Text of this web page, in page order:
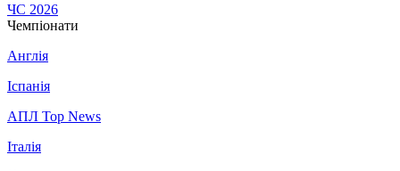
ЧС 2026
Чемпіонати
Англія
Іспанія
АПЛ Top News
Італія